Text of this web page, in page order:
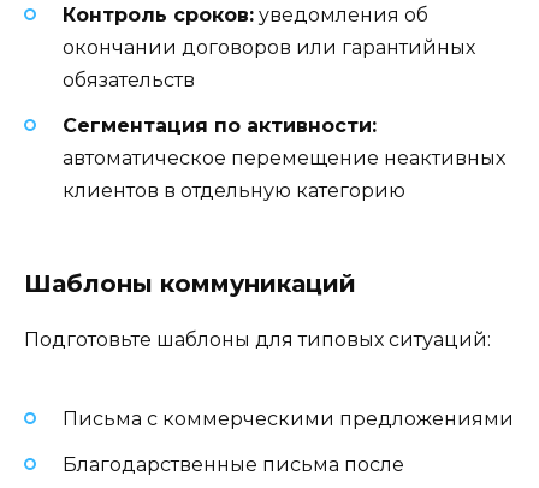
Контроль сроков: уведомления об
окончании договоров или гарантийных
обязательств
Сегментация по активности:
автоматическое перемещение неактивных
клиентов в отдельную категорию
Шаблоны коммуникаций
Подготовьте шаблоны для типовых ситуаций:
Письма с коммерческими предложениями
Благодарственные письма после